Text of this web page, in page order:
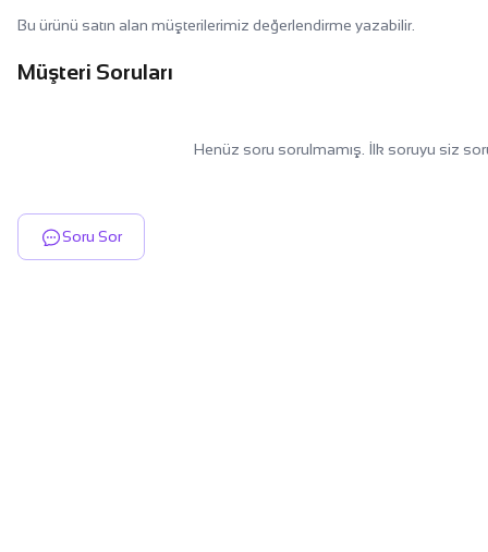
Bu ürünü satın alan müşterilerimiz değerlendirme yazabilir.
Müşteri Soruları
Henüz soru sorulmamış. İlk soruyu siz
Soru Sor